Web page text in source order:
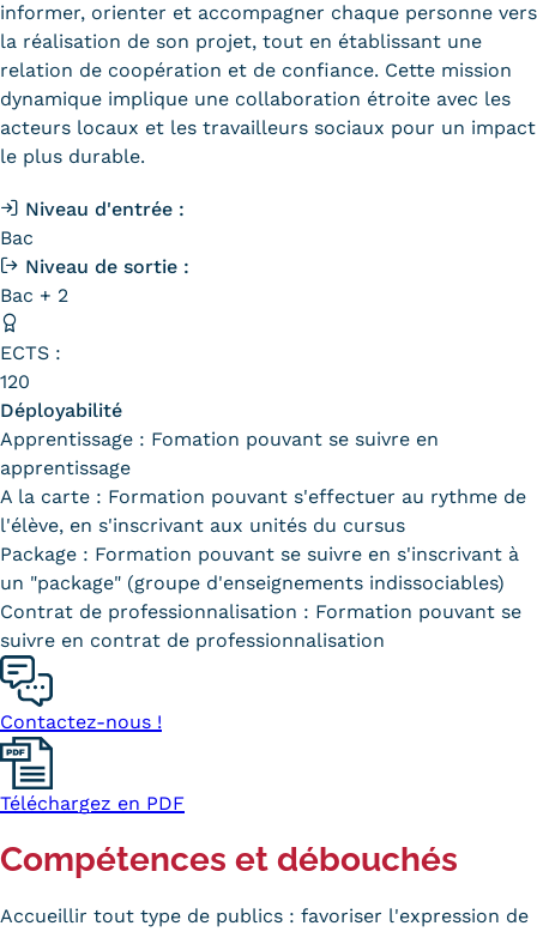
Formations
Trouver votre formation
OFFRE EN BFC
Catalogue national
Équivalences, passerelles et
Formation en présentiel
Alternance
Enseignement à distance
Validation des Acquis de
l'Expérience (VAE)
supérieures (VES)
professionnels et personnels
(VAPP)
Infos pratiques
informer, orienter et accompagner chaque personne vers
la réalisation de son projet, tout en établissant une
relation de coopération et de confiance. Cette mission
dynamique implique une collaboration étroite avec les
acteurs locaux et les travailleurs sociaux pour un impact
le plus durable.
Niveau d'entrée :
Bac
Niveau de sortie :
Bac + 2
ECTS :
120
Déployabilité
Apprentissage : Fomation pouvant se suivre en
apprentissage
A la carte : Formation pouvant s'effectuer au rythme de
l'élève, en s'inscrivant aux unités du cursus
Package : Formation pouvant se suivre en s'inscrivant à
un "package" (groupe d'enseignements indissociables)
Contrat de professionnalisation : Formation pouvant se
suivre en contrat de professionnalisation
Contactez-nous !
Téléchargez en PDF
Compétences et débouchés
Accueillir tout type de publics : favoriser l'expression de